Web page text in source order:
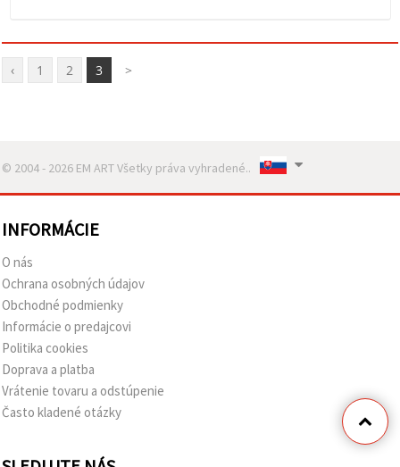
‹ 1 2 3 >
© 2004 - 2026 EM ART Všetky práva vyhradené..
INFORMÁCIE
O nás
Ochrana osobných údajov
Obchodné podmienky
Informácie o predajcovi
Politika cookies
Doprava a platba
Vrátenie tovaru a odstúpenie
Často kladené otázky